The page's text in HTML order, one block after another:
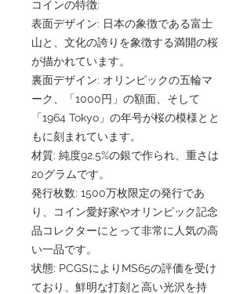
コインの特徴:
表面デザイン: 日本の象徴である富士
山と、文化の誇りを象徴する満開の桜
が描かれています。
裏面デザイン: オリンピックの五輪マ
ーク、「1000円」の額面、そして
「1964 Tokyo」の年号が桜の模様とと
もに刻まれています。
材質: 純度92.5%の銀で作られ、重さは
20グラムです。
発行枚数: 1500万枚限定の発行であ
り、コイン愛好家やオリンピック記念
品コレクターにとって非常に人気の高
い一品です。
状態: PCGSによりMS65の評価を受け
ており、鮮明な打刻と高い光沢を持